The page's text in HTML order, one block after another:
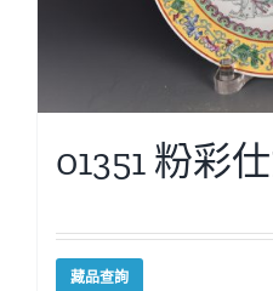
01351 粉彩
藏品查詢